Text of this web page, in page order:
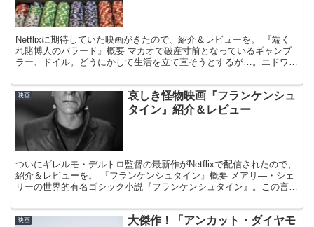
Netflixに期待していた映画がきたので、紹介＆レビューを。 『端く
れ賭博人のバラード』概要 マカオで破産寸前となっているギャンブ
ラー、ドイル。どうにかして生活を立て直そうとするが…。エドワー
映画
哀しき怪物映画『フランケンシュ
タイン』紹介＆レビュー
ついにギレルモ・デルトロ監督の最新作がNetflixで配信されたので、
紹介＆レビューを。 『フランケンシュタイン』概要 メアリ―・シェ
リーの世界的有名ゴシック小説『フランケンシュタイン』。この言わ
映画
大傑作！「アンカット・ダイヤモ